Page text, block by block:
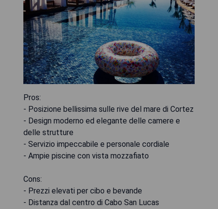
Pros:
- Posizione bellissima sulle rive del mare di Cortez
- Design moderno ed elegante delle camere e
delle strutture
- Servizio impeccabile e personale cordiale
- Ampie piscine con vista mozzafiato
Cons:
- Prezzi elevati per cibo e bevande
- Distanza dal centro di Cabo San Lucas